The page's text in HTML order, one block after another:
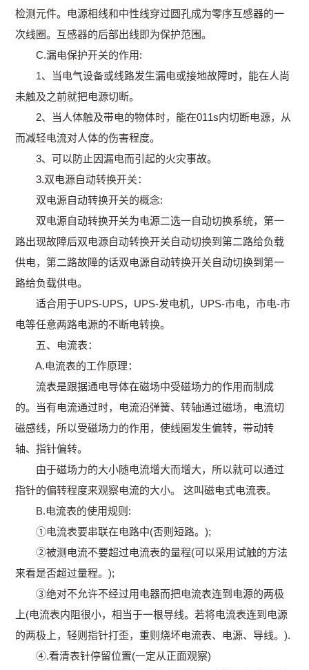
检测元件。电源相线和中性线穿过圆孔成为零序互感器的一
次线圈。互感器的后部出线即为保护范围。
C.漏电保护开关的作用:
1、当电气设备或线路发生漏电或接地故障时，能在人尚
未触及之前就把电源切断。
2、当人体触及带电的物体时，能在011s内切断电源，从
而减轻电流对人体的伤害程度。
3、可以防止因漏电而引起的火灾事故。
3.双电源自动转换开关：
双电源自动转换开关的概念:
双电源自动转换开关为电源二选一自动切换系统，第一
路出现故障后双电源自动转换开关自动切换到第二路给负载
供电，第二路故障的话双电源自动转换开关自动切换到第一
路给负载供电。
适合用于UPS-UPS，UPS-发电机，UPS-市电，市电-市
电等任意两路电源的不断电转换。
五、电流表：
A.电流表的工作原理：
流表是跟据通电导体在磁场中受磁场力的作用而制成
的。当有电流通过时，电流沿弹簧、转轴通过磁场，电流切
磁感线，所以受磁场力的作用，使线圈发生偏转，带动转
轴、指针偏转。
由于磁场力的大小随电流增大而增大，所以就可以通过
指针的偏转程度来观察电流的大小。 这叫磁电式电流表。
B.电流表的使用规则:
①电流表要串联在电路中(否则短路。);
②被测电流不要超过电流表的量程(可以采用试触的方法
来看是否超过量程。);
③绝对不允许不经过用电器而把电流表连到电源的两极
上(电流表内阻很小，相当于一根导线。若将电流表连到电源
的两极上，轻则指针打歪，重则烧坏电流表、电源、导线。).
④.看清表针停留位置(一定从正面观察)